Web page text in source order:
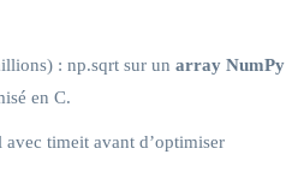
: np.sqrt sur un array NumPy
en C.
timeit avant d’optimiser